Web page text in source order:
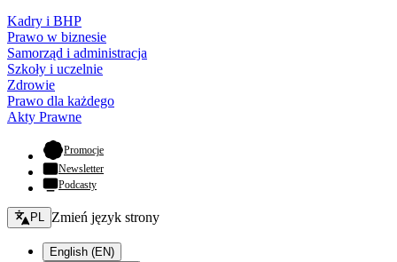
Kadry i BHP
Prawo w biznesie
Samorząd i administracja
Szkoły i uczelnie
Zdrowie
Prawo dla każdego
Akty Prawne
Promocje- otwiera się w nowej karcie
Newsletter
Podcasty
Zmień język - bieżący:
PL Zmień język strony
English (EN)